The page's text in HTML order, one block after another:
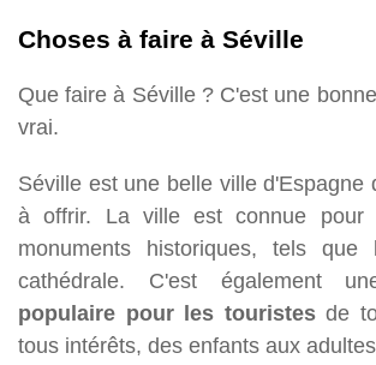
Choses à faire à Séville
Que faire à Séville ? C'est une
vrai.
Séville est une belle ville d'Espagne
à offrir. La ville est connue pour
monuments historiques, tels
cathédrale. C'est également
populaire pour les touristes de
tous intérêts, des enfants aux